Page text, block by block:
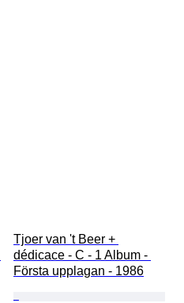
Tjoer van 't Beer +
dédicace - C - 1 Album -
Första upplagan - 1986